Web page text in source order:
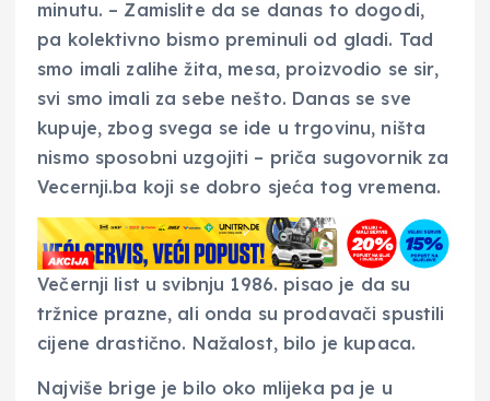
minutu. – Zamislite da se danas to dogodi,
pa kolektivno bismo preminuli od gladi. Tad
smo imali zalihe žita, mesa, proizvodio se sir,
svi smo imali za sebe nešto. Danas se sve
kupuje, zbog svega se ide u trgovinu, ništa
nismo sposobni uzgojiti – priča sugovornik za
Vecernji.ba koji se dobro sjeća tog vremena.
Večernji list u svibnju 1986. pisao je da su
tržnice prazne, ali onda su prodavači spustili
cijene drastično. Nažalost, bilo je kupaca.
Najviše brige je bilo oko mlijeka pa je u